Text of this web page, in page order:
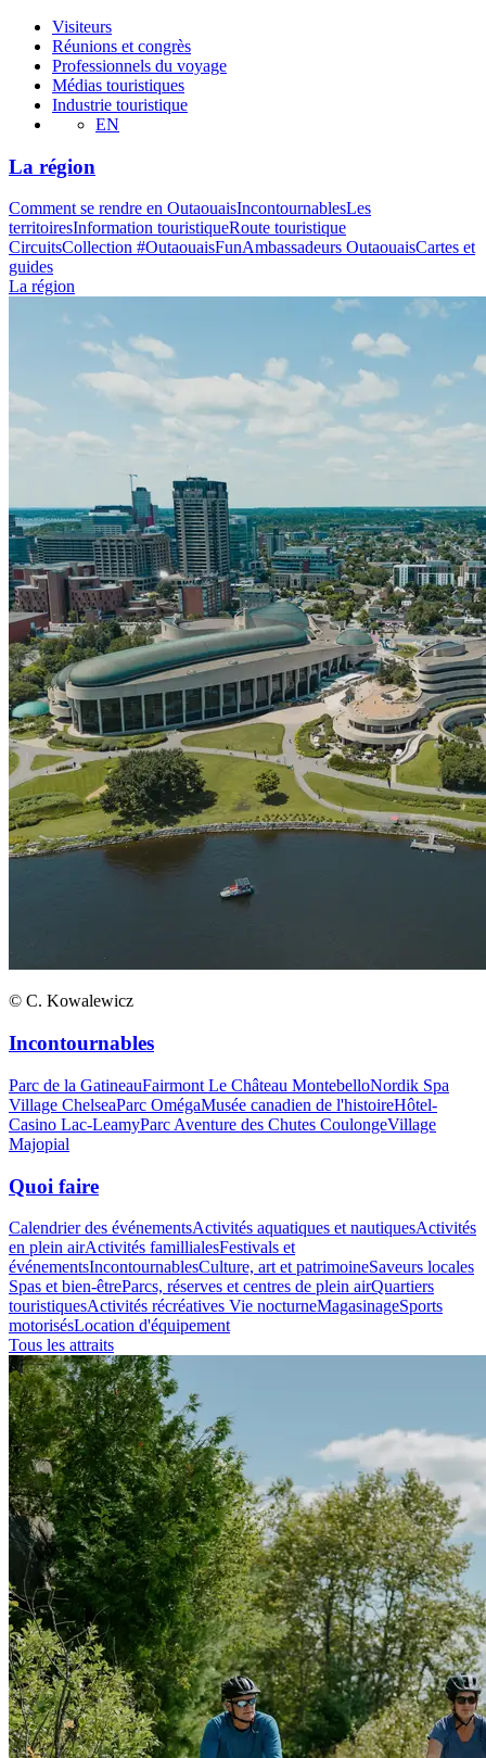
Visiteurs
Réunions et congrès
Professionnels du voyage
Médias touristiques
Industrie touristique
EN
La région
Comment se rendre en OutaouaisIncontournablesLes
territoiresInformation touristiqueRoute touristique
CircuitsCollection #OutaouaisFunAmbassadeurs OutaouaisCartes et
guides
La région
© C. Kowalewicz
Incontournables
Parc de la GatineauFairmont Le Château MontebelloNordik Spa
Village ChelseaParc OmégaMusée canadien de l'histoireHôtel-
Casino Lac-LeamyParc Aventure des Chutes CoulongeVillage
Majopial
Quoi faire
Calendrier des événementsActivités aquatiques et nautiquesActivités
en plein airActivités famillialesFestivals et
événementsIncontournablesCulture, art et patrimoineSaveurs locales
Spas et bien-êtreParcs, réserves et centres de plein airQuartiers
touristiquesActivités récréatives Vie nocturneMagasinageSports
motorisésLocation d'équipement
Tous les attraits